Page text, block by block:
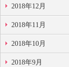
2018年12月
2018年11月
2018年10月
2018年9月